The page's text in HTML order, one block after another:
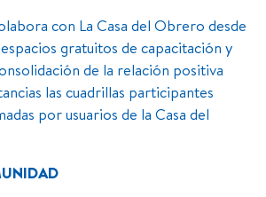
con La Casa del Obrero desde
gratuitos de capacitación y
de la relación positiva
las cuadrillas participantes
por usuarios de la Casa del